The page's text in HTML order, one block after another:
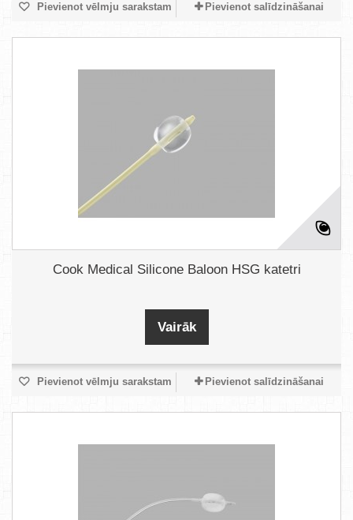
Pievienot vēlmju sarakstam Pievienot salīdzināšanai
Cook Medical Silicone Baloon HSG katetri
Vairāk
Pievienot vēlmju sarakstam Pievienot salīdzināšanai